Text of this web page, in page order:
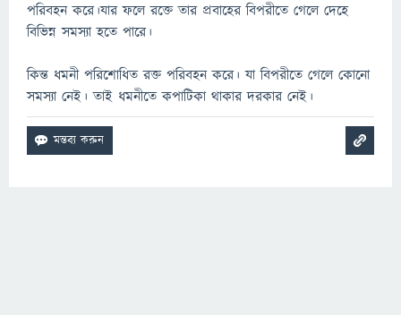
পরিবহন করে।যার ফলে রক্তে তার প্রবাহের বিপরীতে গেলে দেহে
বিভিন্ন সমস্যা হতে পারে।
কিন্ত ধমনী পরিশোধিত রক্ত পরিবহন করে। যা বিপরীতে গেলে কোনো
সমস্যা নেই। তাই ধমনীতে কপাটিকা থাকার দরকার নেই।